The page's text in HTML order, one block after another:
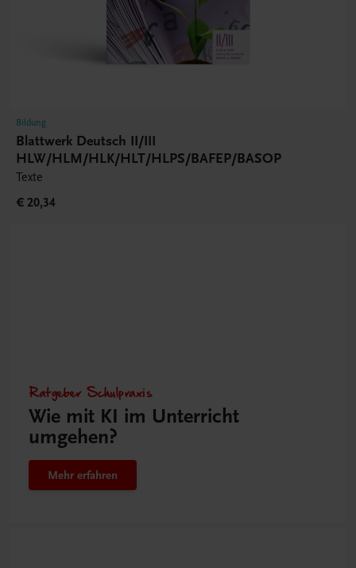
Bildung
Blattwerk Deutsch II/III
HLW/HLM/HLK/HLT/HLPS/BAFEP/BASOP
Texte
€ 20,34
Ratgeber Schulpraxis
Wie mit KI im Unterricht
umgehen?
Mehr erfahren